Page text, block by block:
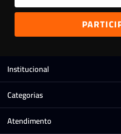
Institucional
Categorias
Atendimento